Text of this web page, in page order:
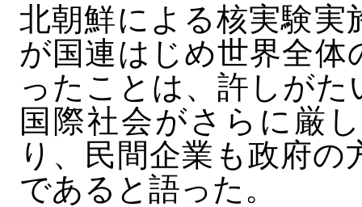
北朝鮮による核実験実
が国連はじめ世界全
ったことは、許しが
国際社会がさらに厳
り、民間企業も政府
であると語った。